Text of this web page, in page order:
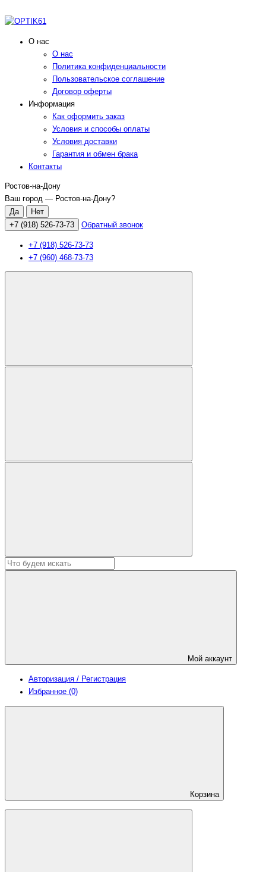
О нас
О нас
Политика конфиденциальности
Пользовательское соглашение
Договор оферты
Информация
Как оформить заказ
Условия и способы оплаты
Условия доставки
Гарантия и обмен брака
Контакты
Ростов-на-Дону
Ваш город — Ростов-на-Дону?
+7 (918) 526-73-73 Обратный звонок
+7 (918) 526-73-73
+7 (960) 468-73-73
Мой аккаунт
Авторизация / Регистрация
Избранное (0)
Корзина